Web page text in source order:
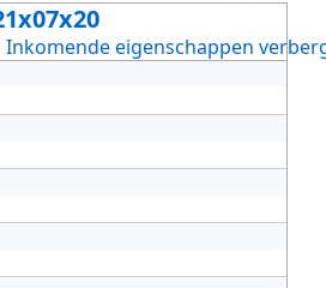
Inkomende eigenschappen